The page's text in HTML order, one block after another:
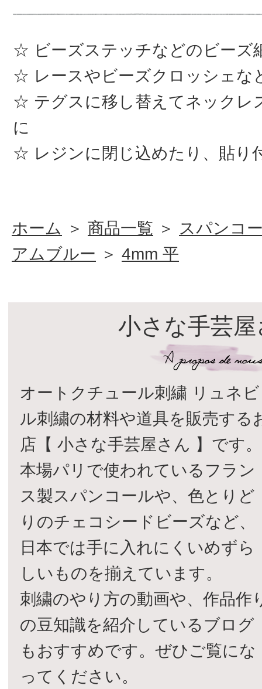
ビーズステッチなどのビーズ
レースやビーズクロッシェな
テグスに移し替えてネックレ
に
レジンに閉じ込めたり、貼り
ホーム ＞ 商品一覧 ＞ スパンコ
アムブルー ＞ 4mm 平
小さな手芸
オートクチュール刺繍 リュネビ
ル刺繍の材料や道具を販売する
店【 小さな手芸屋さん 】です。
本場パリで使われているフラン
ス製スパンコールや、色とりど
りのチェコシードビーズなど、
日本では手に入れにくいめずら
しいものを揃えています。
刺繍のやり方の動画や、作品作
の豆知識を紹介しているブログ
もおすすめです。ぜひご覧にな
ってください。